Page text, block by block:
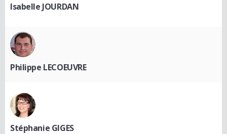
Isabelle JOURDAN
Philippe LECOEUVRE
Stéphanie GIGES